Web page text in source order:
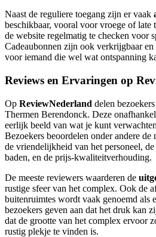
Naast de reguliere toegang zijn er vaak
beschikbaar, vooral voor vroege of late
de website regelmatig te checken voor
Cadeaubonnen zijn ook verkrijgbaar
voor iemand die wel wat ontspanning
Reviews en Ervaringen op
Op ReviewNederland delen
Thermen Berendonck. Deze
eerlijk beeld van wat je kunt
Bezoekers beoordelen onder andere
de vriendelijkheid van het personeel,
baden, en de prijs-kwaliteitverhouding.
De meeste reviewers waarderen de
rustige sfeer van het complex. Ook de
buitenruimtes wordt vaak genoemd als
bezoekers geven aan dat het druk kan
dat de grootte van het complex ervoor
rustig plekje te vinden is.